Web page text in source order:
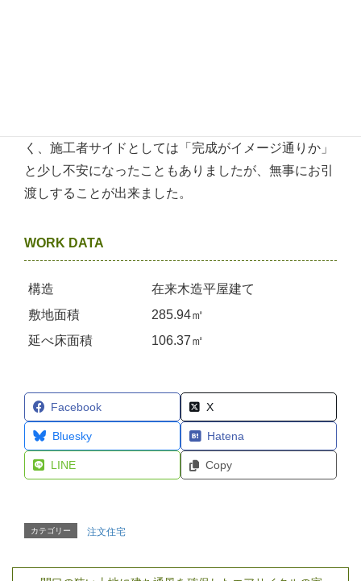
く、施工者サイドとしては「完成がイメージ通りか」
と少し不安になったこともありましたが、無事にお引
渡しすることが出来ました。
WORK DATA
構造
在来木造平屋建て
敷地面積
285.94㎡
延べ床面積
106.37㎡
Facebook X
Bluesky Hatena
LINE Copy
カテゴリー 注文住宅